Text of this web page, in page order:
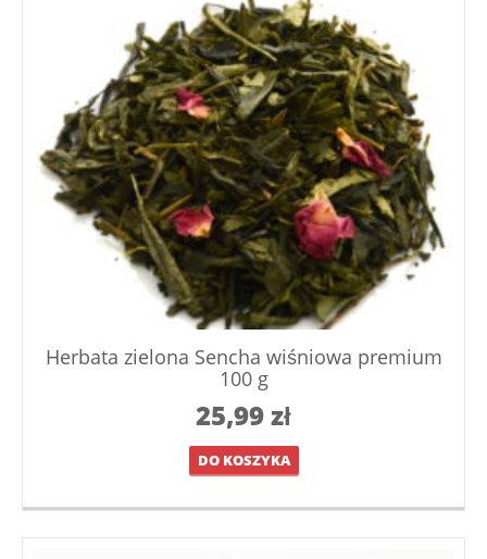
Herbata zielona Sencha wiśniowa premium
100 g
25,99zł
DO KOSZYKA